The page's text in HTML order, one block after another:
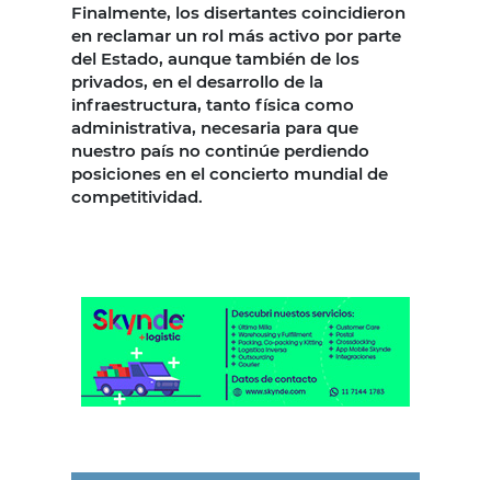
Finalmente, los disertantes coincidieron
en reclamar un rol más activo por parte
del Estado, aunque también de los
privados, en el desarrollo de la
infraestructura, tanto física como
administrativa, necesaria para que
nuestro país no continúe perdiendo
posiciones en el concierto mundial de
competitividad.